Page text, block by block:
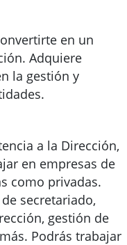
en un
Adquiere
la gestión y
a la Dirección,
en empresas de
como privadas.
secretariado,
gestión de
Podrás trabajar